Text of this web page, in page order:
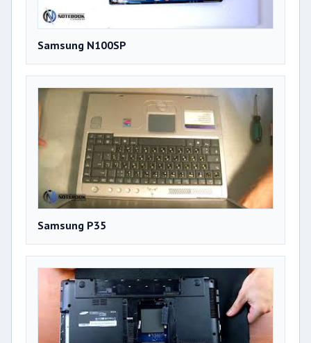
Samsung N100SP
Samsung P35